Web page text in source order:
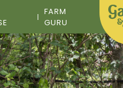
FARM
GURU